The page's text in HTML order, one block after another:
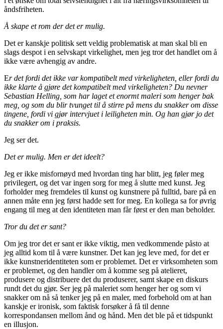
åndsfriheten.
Å skape et rom der det er mulig.
Det er kanskje politisk sett veldig problematisk at man skal bli en
slags despot i en selvskapt virkelighet, men jeg tror det handlet om å
ikke være avhengig av andre.
Er det fordi det ikke var kompatibelt med virkeligheten, eller fordi du
ikke klarte å gjøre det kompatibelt med virkeligheten? Du nevner
Sebastian Helling, som har laget et enormt maleri som henger bak
meg, og som du blir tvunget til å stirre på mens du snakker om disse
tingene, fordi vi gjør intervjuet i leiligheten min. Og han gjør jo det
du snakker om i praksis.
Jeg ser det.
Det er mulig. Men er det ideelt?
Jeg er ikke misfornøyd med hvordan ting har blitt, jeg føler meg
privilegert, og det var ingen sorg for meg å slutte med kunst. Jeg
forholder meg fremdeles til kunst og kunstnere på fulltid, bare på en
annen måte enn jeg først hadde sett for meg. En kollega sa for øvrig
engang til meg at den identiteten man får først er den man beholder.
Tror du det er sant?
Om jeg tror det er sant er ikke viktig, men vedkommende påsto at
jeg alltid kom til å være kunstner. Det kan jeg leve med, for det er
ikke kunstneridentiteten som er problemet. Det er virksomheten som
er problemet, og den handler om å komme seg på atelieret,
produsere og distribuere det du produserer, samt skape en diskurs
rundt det du gjør. Ser jeg på maleriet som henger her og som vi
snakker om nå så tenker jeg på en maler, med forbehold om at han
kanskje er ironisk, som faktisk forsøker å få til denne
korrespondansen mellom ånd og hånd. Men det ble på et tidspunkt
en illusjon.